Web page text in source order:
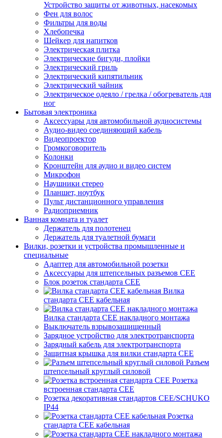
Устройство защиты от животных, насекомых
Фен для волос
Фильтры для воды
Хлебопечка
Шейкер для напитков
Электрическая плитка
Электрические бигуди, плойки
Электрический гриль
Электрический кипятильник
Электрический чайник
Электрическое одеяло / грелка / обогреватель для
ног
Бытовая электроника
Аксессуары для автомобильной аудиосистемы
Аудио-видео соединяющий кабель
Видеопроектор
Громкоговоритель
Колонки
Кронштейн для аудио и видео систем
Микрофон
Наушники стерео
Планшет, ноутбук
Пульт дистанционного управления
Радиоприемник
Ванная комната и туалет
Держатель для полотенец
Держатель для туалетной бумаги
Вилки, розетки и устройства промышленные и
специальные
Адаптер для автомобильной розетки
Аксессуары для штепсельных разъемов CEE
Блок розеток стандарта CEE
Вилка
стандарта CEE кабельная
Вилка стандарта CEE накладного монтажа
Выключатель взрывозащищенный
Зарядное устройство для электротранспорта
Зарядный кабель для электротранспорта
Защитная крышка для вилки стандарта CEE
Разъем
штепсельный круглый силовой
Розетка
встроенная стандарта CEE
Розетка декоративная стандартов CEE/SCHUKO
IP44
Розетка
стандарта СЕЕ кабельная